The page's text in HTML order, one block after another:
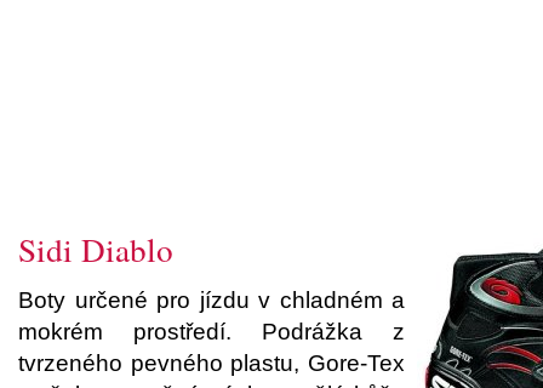
Sidi Diablo
Boty určené pro jízdu v chladném a
mokrém prostředí. Podrážka z
tvrzeného pevného plastu, Gore-Tex